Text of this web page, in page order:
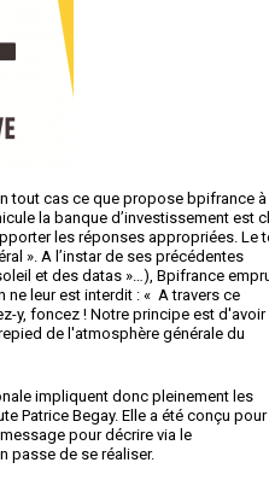
tout cas ce que propose bpifrance à
la banque d’investissement est
les réponses appropriées. Le
». A l’instar de ses précédentes
et des datas »…), Bpifrance
ne leur est interdit : « A travers ce
y, foncez ! Notre principe est d'avoir
de l'atmosphère générale du
impliquent donc pleinement les
Patrice Begay. Elle a été conçu pour
pour décrire via le
passe de se réaliser.